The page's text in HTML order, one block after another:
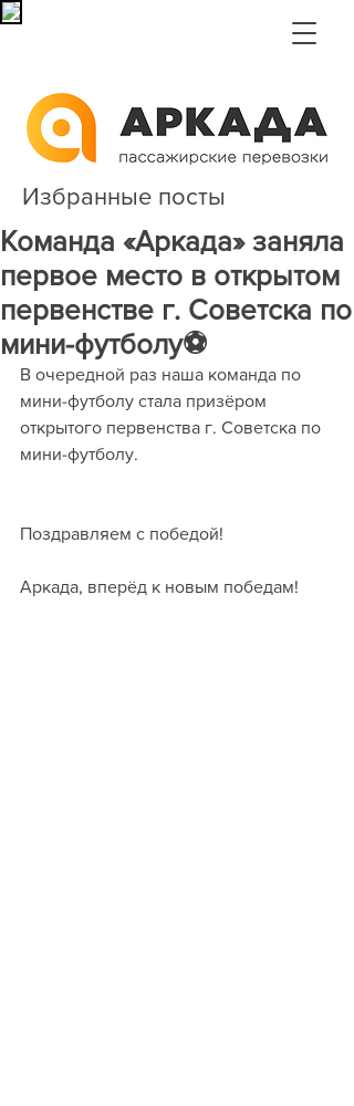
Избранные посты
Команда «Аркада» заняла
первое место в открытом
первенстве г. Советска по
мини-футболу⚽
В очередной раз наша команда по
мини-футболу стала призёром
открытого первенства г. Советска по
мини-футболу.
Поздравляем с победой!
Аркада, вперёд к новым победам!